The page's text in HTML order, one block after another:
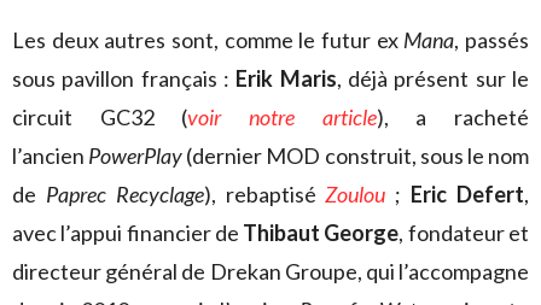
Les deux autres sont, comme le futur ex Mana, passés
sous pavillon français : Erik Maris, déjà présent sur le
circuit GC32 (voir notre article), a racheté
l’ancien PowerPlay(dernier MOD construit, sous le nom
de Paprec Recyclage), rebaptiséZoulou ; Eric Defert,
avec l’appui financier de Thibaut George, fondateur et
directeur général de Drekan Groupe, qui l’accompagne